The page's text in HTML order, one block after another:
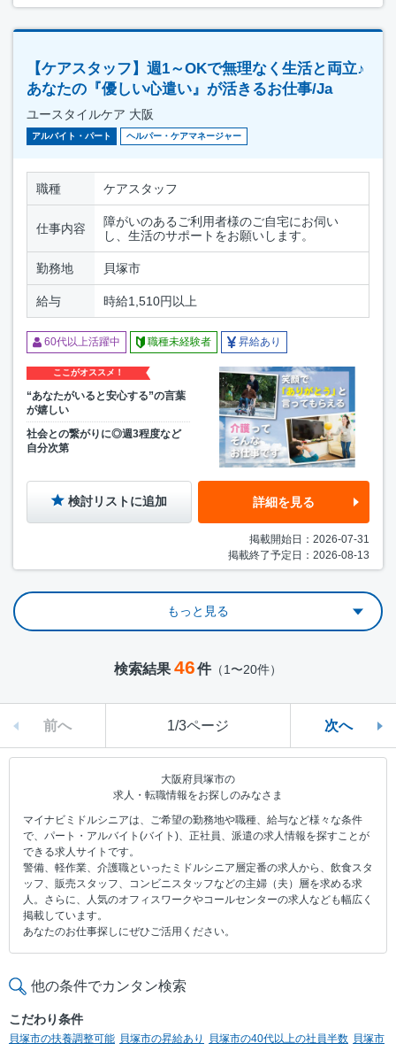
【ケアスタッフ】週1～OKで無理なく生活と両立♪
あなたの『優しい心遣い』が活きるお仕事/Ja
ユースタイルケア 大阪
アルバイト・パート ヘルパー・ケアマネージャー
職種 ケアスタッフ
仕事内容
障がいのあるご利用者様のご自宅にお伺い
し、生活のサポートをお願いします。
勤務地 貝塚市
給与 時給1,510円以上
60代以上活躍中 職種未経験者 昇給あり
ここがオススメ！
“あなたがいると安心する”の言葉
が嬉しい
社会との繋がりに◎週3程度など
自分次第
検討リストに追加 詳細を見る
掲載開始日：2026-07-31
掲載終了予定日：2026-08-13
もっと見る
検索結果 46件（1〜20件）
前へ 1/3ページ 次へ
大阪府貝塚市の
求人・転職情報をお探しのみなさま
マイナビミドルシニアは、ご希望の勤務地や職種、給与など様々な条件
で、パート・アルバイト(バイト)、正社員、派遣の求人情報を探すことが
できる求人サイトです。
警備、軽作業、介護職といったミドルシニア層定番の求人から、飲食スタ
ッフ、販売スタッフ、コンビニスタッフなどの主婦（夫）層を求める求
人。さらに、人気のオフィスワークやコールセンターの求人なども幅広く
掲載しています。
あなたのお仕事探しにぜひご活用ください。
他の条件でカンタン検索
こだわり条件
貝塚市の扶養調整可能 貝塚市の昇給あり 貝塚市の40代以上の社員半数 貝塚市